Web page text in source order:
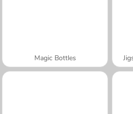
Magic Bottles